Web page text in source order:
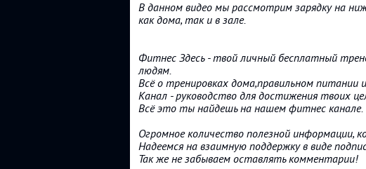
В данном видео мы рассмотрим зарядку на
как дома, так и в зале.
Фитнес Здесь - твой личный бесплатный
людям.
Всё о тренировках дома,правильном питании
Канал - руководство для достижения твоих
Всё это ты найдешь на нашем фитнес канале.
Огромное количество полезной информации,
Надеемся на взаимную поддержку в виде
Так же не забываем оставлять комментарии!